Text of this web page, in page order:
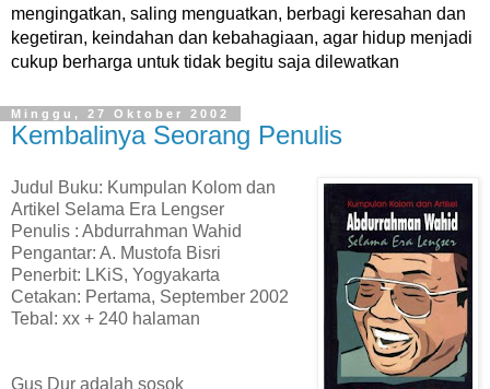
mengingatkan, saling menguatkan, berbagi keresahan dan
kegetiran, keindahan dan kebahagiaan, agar hidup menjadi
cukup berharga untuk tidak begitu saja dilewatkan
Minggu, 27 Oktober 2002
Kembalinya Seorang Penulis
Judul Buku: Kumpulan Kolom dan
Artikel Selama Era Lengser
Penulis : Abdurrahman Wahid
Pengantar: A. Mustofa Bisri
Penerbit: LKiS, Yogyakarta
Cetakan: Pertama, September 2002
Tebal: xx + 240 halaman
Gus Dur adalah sosok